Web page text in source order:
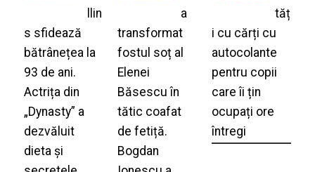
llin
s sfidează
bătrânețea la
93 de ani.
Actrița din
„Dynasty” a
dezvăluit
dieta și
a
transformat
fostul soț al
Elenei
Băsescu în
tătic coafat
de fetiță.
Bogdan
tăț
i cu cărți cu
autocolante
pentru copii
care îi țin
ocupați ore
întregi